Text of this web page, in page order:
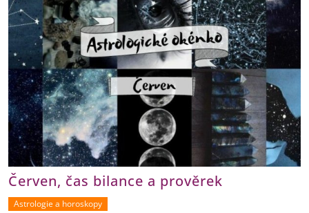
Červen, čas bilance a prověrek
Astrologie a horoskopy